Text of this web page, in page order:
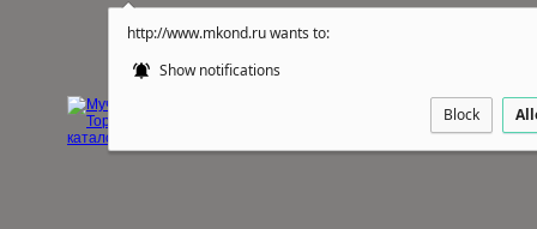
http://www.mkond.ru wants to:
Show notifications
Block